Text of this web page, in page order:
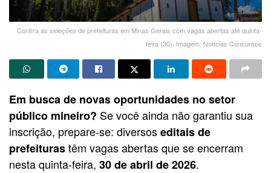
Confira as seleções de prefeituras em Minas Gerais com vagas abertas até quinta-
feira (30). Imagem: Notícias Concursos
Em busca de novas oportunidades no setor
público mineiro? Se você ainda não garantiu sua
inscrição, prepare-se: diversoseditais de
prefeiturastêm vagas abertas que se encerram
nesta quinta-feira, 30 de abril de 2026.